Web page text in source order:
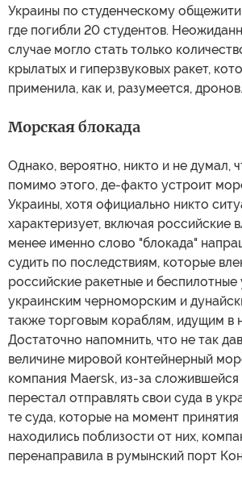
Украины по студенческому
где погибли 20 студентов.
случае могло стать только
крылатых и гиперзвуковых ракет,
применила, как и, разумеется, дронов.
Морская блокада
Однако, вероятно, никто и не думал,
помимо этого, де-факто устроит
Украины, хотя официально никто
характеризует, включая российские
менее именно слово "блокада"
судить по последствиям, которые
российские ракетные и беспилотные
украинским черноморским и
также торговым кораблям, идущим в
Достаточно напомнить, что не так
величине мировой контейнерный
компания Maersk, из-за сложившейся
перестал отправлять свои суда в
те суда, которые на момент
находились поблизости от них,
перенаправила в румынский порт